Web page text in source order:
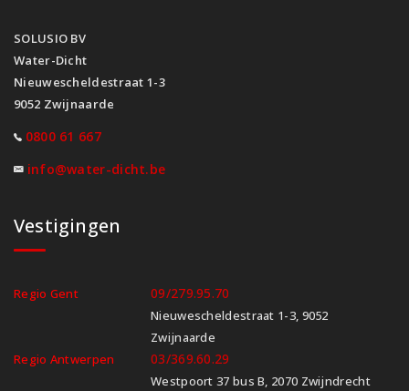
SOLUSIO BV
Water-Dicht
Nieuwescheldestraat 1-3
9052 Zwijnaarde
0800 61 667
info@water-dicht.be
Vestigingen
Regio Gent 09/279.95.70
Nieuwescheldestraat 1-3, 9052
Zwijnaarde
Regio Antwerpen
03/369.60.29
Westpoort 37 bus B, 2070 Zwijndrecht